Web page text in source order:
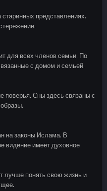
представлениях.
для всех членов семьи. По
с домом и семьей.
поверья. Сны здесь связаны с
на законы Ислама. В
видение имеет духовное
лучше понять свою жизнь и